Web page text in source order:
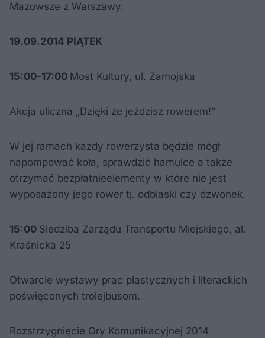
Mazowsze z Warszawy.
19.09.2014 PIĄTEK
15:00-17:00 Most Kultury, ul. Zamojska
Akcja uliczna „Dzięki że jeździsz rowerem!”
W jej ramach każdy rowerzysta będzie mógł
napompować koła, sprawdzić hamulce a także
otrzymać bezpłatnieelementy w które nie jest
wyposażony jego rower tj. odblaski czy dzwonek.
15:00 Siedziba Zarządu Transportu Miejskiego, al.
Kraśnicka 25
Otwarcie wystawy prac plastycznych i literackich
poświęconych trolejbusom.
Rozstrzygnięcie Gry Komunikacyjnej 2014